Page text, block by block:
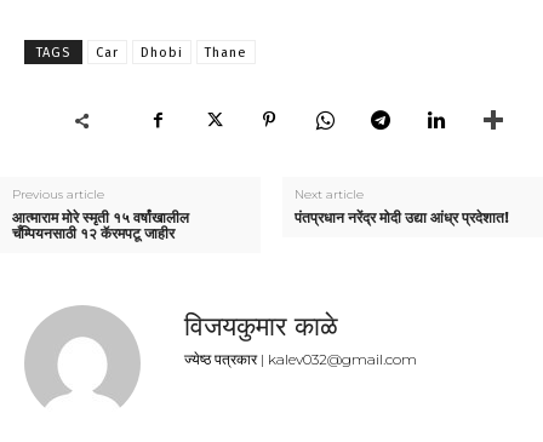
TAGS Car Dhobi Thane
Previous article
आत्माराम मोरे स्मृती १५ वर्षांखालील
चँम्पियनसाठी १२ कॅरमपटू जाहीर
Next article
पंतप्रधान नरेंद्र मोदी उद्या आंध्र प्रदेशात!
विजयकुमार काळे
ज्येष्ठ पत्रकार | kalev032@gmail.com